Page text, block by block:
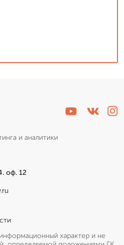
и аналитики
оф. 12
характер и не